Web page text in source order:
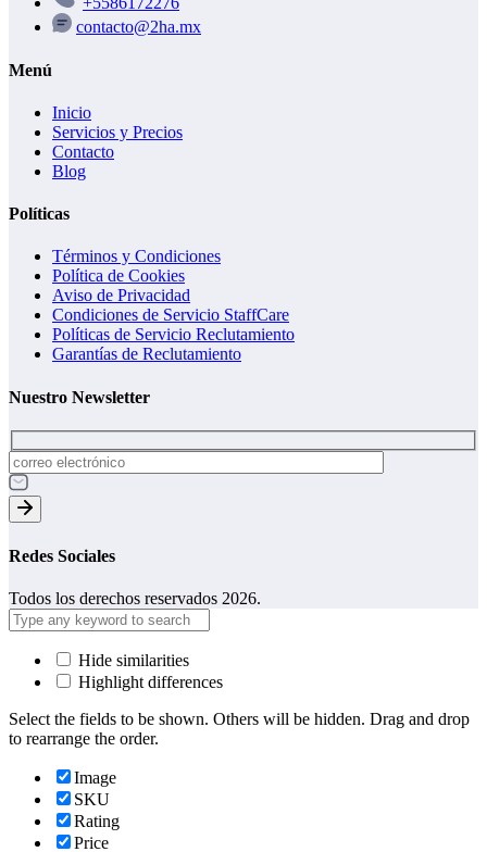
contacto@2ha.mx
Menú
Inicio
Servicios y Precios
Contacto
Blog
Políticas
Términos y Condiciones
Política de Cookies
Aviso de Privacidad
Condiciones de Servicio StaffCare
Políticas de Servicio Reclutamiento
Garantías de Reclutamiento
Nuestro Newsletter
Redes Sociales
Todos los derechos reservados 2026.
Hide similarities
Highlight differences
Select the fields to be shown. Others will be hidden. Drag and drop
to rearrange the order.
Image
SKU
Rating
Price